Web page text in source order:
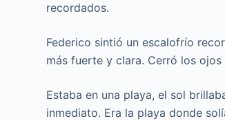
recordados.
Federico sintió un escalofrío
más fuerte y clara. Cerró los
Estaba en una playa, el sol
inmediato. Era la playa donde